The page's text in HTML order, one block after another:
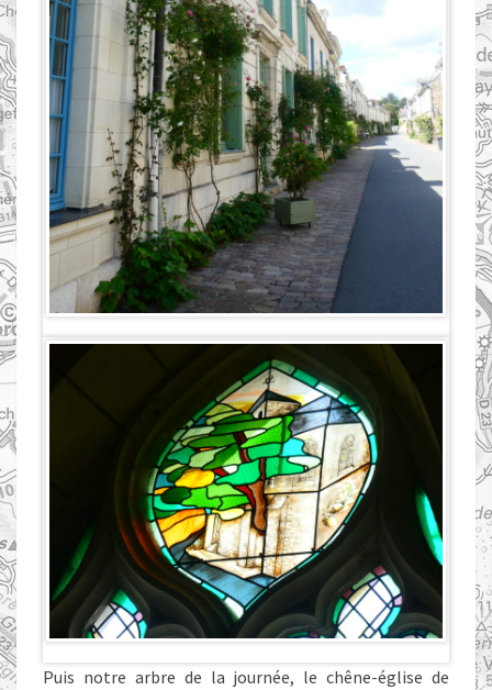
Puis notre arbre de la journée, le chêne-église de